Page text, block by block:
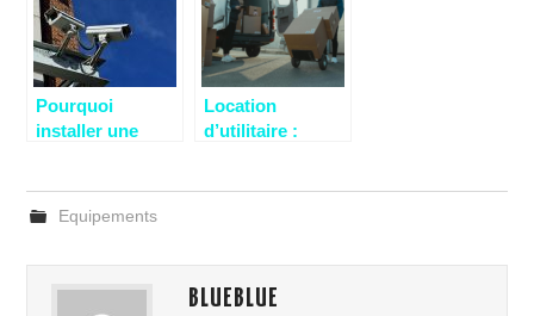
Pourquoi
installer une
Location
d’utilitaire :
Equipements
BLUEBLUE